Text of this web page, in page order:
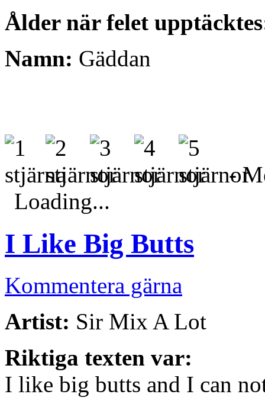
Ålder när felet
Namn: Gäddan
-
Loading...
I Like Big Butts
Kommentera gärna
Artist: Sir Mix A Lot
Riktiga texten var:
I like big butts and I can